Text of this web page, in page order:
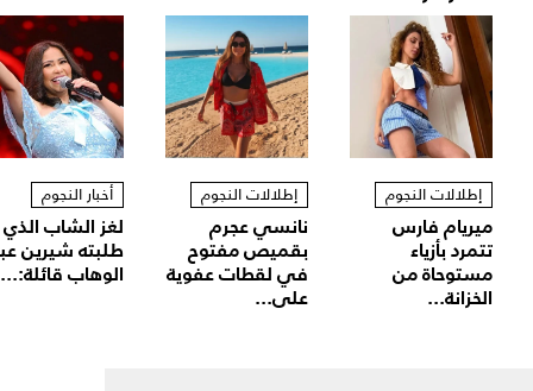
إطلالات النجوم
ميريام فارس
تتمرد بأزياء
مستوحاة من
الخزانة...
إطلالات النجوم
نانسي عجرم
بقميص مفتوح
في لقطات عفوية
على...
أخبار النجوم
لغز الشاب الذي
طلبته شيرين
الوهاب قائلة:...